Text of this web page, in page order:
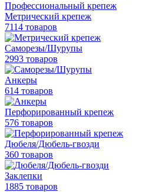
Профессиональный крепеж
Метрический крепеж
7114 товаров
Саморезы/Шурупы
2993 товаров
Анкеры
614 товаров
Перфорированный крепеж
576 товаров
Дюбеля/Дюбель-гвозди
360 товаров
Заклепки
1885 товаров